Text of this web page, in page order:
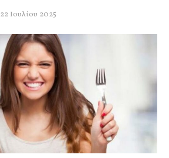
22 Ιουλίου 2025